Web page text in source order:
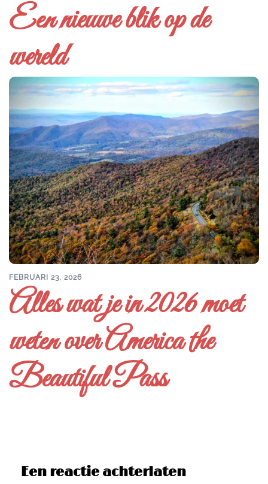
Een nieuwe blik op de
wereld
FEBRUARI 23, 2026
Alles wat je in 2026 moet
weten over America the
Beautiful Pass
Een reactie achterlaten